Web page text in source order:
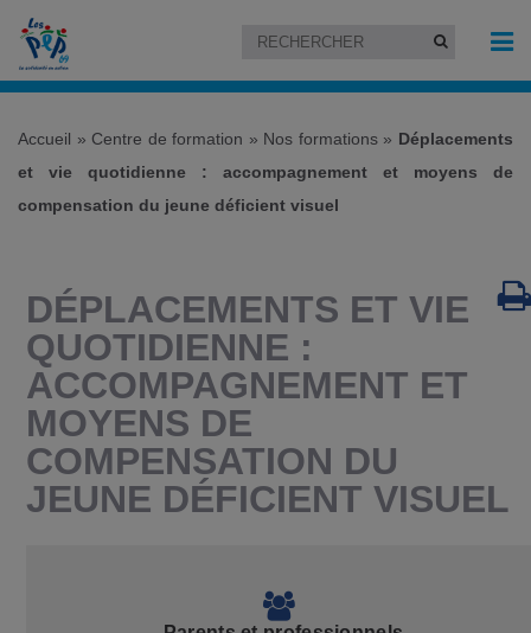
Accueil » Centre de formation » Nos formations» Déplacements
et vie quotidienne : accompagnement et moyens de
compensation du jeune déficient visuel
DÉPLACEMENTS ET VIE
QUOTIDIENNE :
ACCOMPAGNEMENT ET
MOYENS DE
COMPENSATION DU
JEUNE DÉFICIENT VISUEL